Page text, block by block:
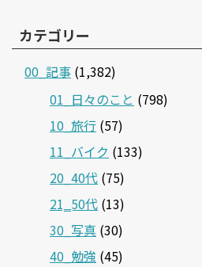
カテゴリー
00_記事 (1,382)
01_日々のこと (798)
10_旅行 (57)
11_バイク (133)
20_40代 (75)
21‗50代 (13)
30_写真 (30)
40_勉強 (45)